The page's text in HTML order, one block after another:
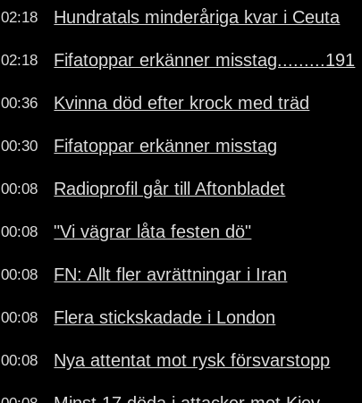
02:18 Hundratals minderåriga kvar i Ceuta
02:18 Fifatoppar erkänner misstag.........191
00:36 Kvinna död efter krock med träd
00:30 Fifatoppar erkänner misstag
00:08 Radioprofil går till Aftonbladet
00:08 "Vi vägrar låta festen dö"
00:08 FN: Allt fler avrättningar i Iran
00:08 Flera stickskadade i London
00:08 Nya attentat mot rysk försvarstopp